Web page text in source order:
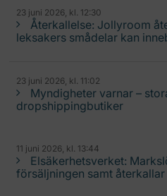
23 juni 2026, kl. 12:30
Återkallelse: Jollyroom
leksakers smådelar kan
23 juni 2026, kl. 11:02
Myndigheter varnar –
dropshippingbutiker
11 juni 2026, kl. 13:44
Elsäkerhetsverket:
försäljningen samt